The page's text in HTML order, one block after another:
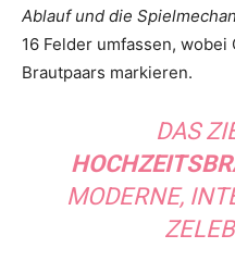
Ablauf und die
16 Felder umfassen,
Brautpaars markieren.
DAS
MODERNE,